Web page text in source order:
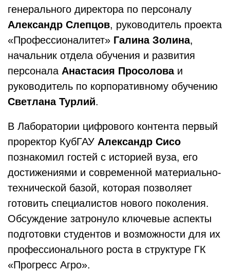
генерального директора по персоналу
Александр Слепцов, руководитель проекта
«Профессионалитет» Галина Золина,
начальник отдела обучения и развития
персонала Анастасия Просоловаи
руководитель по корпоративному обучению
Светлана Турлий.
В Лаборатории цифрового контента первый
проректор КубГАУ Александр Сисо
познакомил гостей с историей вуза, его
достижениями и современной материально-
технической базой, которая позволяет
готовить специалистов нового поколения.
Обсуждение затронуло ключевые аспекты
подготовки студентов и возможности для их
профессионального роста в структуре ГК
«Прогресс Агро».